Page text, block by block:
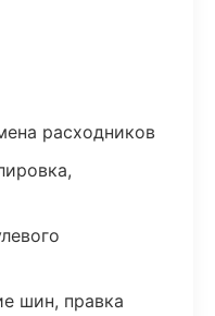
расходников
шин, правка